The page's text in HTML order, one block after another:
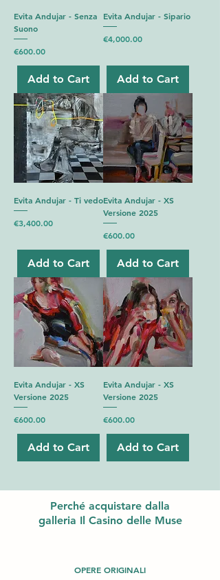
Evita Andujar - Senza
Suono
Price
€600.00
Add to Cart
Evita Andujar - Sipario
Price
€4,000.00
Add to Cart
Evita Andujar - Ti vedo
Price
€3,400.00
Add to Cart
Evita Andujar - XS
Versione 2025
Price
€600.00
Add to Cart
Evita Andujar - XS
Versione 2025
Price
€600.00
Add to Cart
Evita Andujar - XS
Versione 2025
Price
€600.00
Add to Cart
Perché acquistare dalla
galleria Il Casino delle Muse
OPERE ORIGINALI